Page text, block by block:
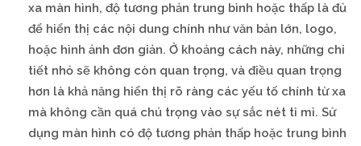
xa màn hình, độ tương phản trung bình hoặc thấp là đủ
để hiển thị các nội dung chính như văn bản lớn, logo,
hoặc hình ảnh đơn giản. Ở khoảng cách này, những chi
tiết nhỏ sẽ không còn quan trọng, và điều quan trọng
hơn là khả năng hiển thị rõ ràng các yếu tố chính từ xa
mà không cần quá chú trọng vào sự sắc nét tỉ mỉ. Sử
dụng màn hình có độ tương phản thấp hoặc trung bình